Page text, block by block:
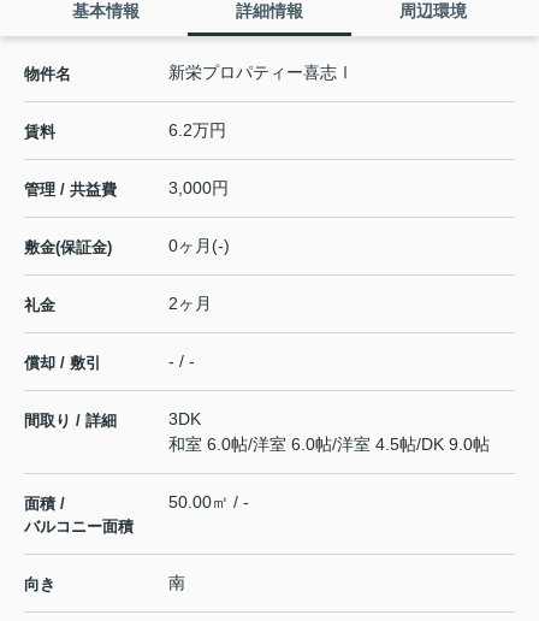
基本情報 詳細情報 周辺環境
物件名 新栄プロパティー喜志Ⅰ
賃料 6.2万円
管理 / 共益費 3,000円
敷金(保証金) 0ヶ月(-)
礼金 2ヶ月
償却 / 敷引 - / -
間取り / 詳細
3DK
和室 6.0帖/洋室 6.0帖/洋室 4.5帖/DK 9.0帖
面積 /
バルコニー面積
50.00㎡ / -
向き 南